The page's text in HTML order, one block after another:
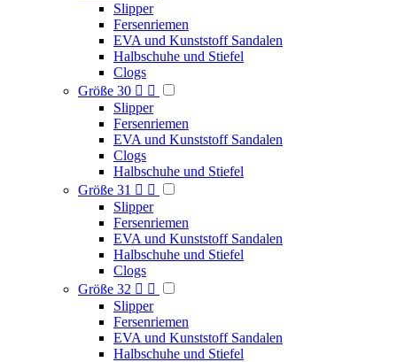
Slipper
Fersenriemen
EVA und Kunststoff Sandalen
Halbschuhe und Stiefel
Clogs
Größe 30  
Slipper
Fersenriemen
EVA und Kunststoff Sandalen
Clogs
Halbschuhe und Stiefel
Größe 31  
Slipper
Fersenriemen
EVA und Kunststoff Sandalen
Halbschuhe und Stiefel
Clogs
Größe 32  
Slipper
Fersenriemen
EVA und Kunststoff Sandalen
Halbschuhe und Stiefel